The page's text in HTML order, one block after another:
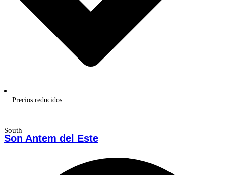
Precios reducidos
South
Son Antem del Este